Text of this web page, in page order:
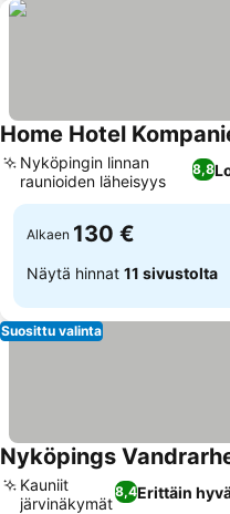
Home Hotel
8,8
Nyköpingin linnan
raunioiden läheisyys
Alkaen 130 €
Näytä hinnat 11 sivustolta
Suosittu valinta
Nyköpings
8,4Erittäin
Kauniit
järvinäkymät